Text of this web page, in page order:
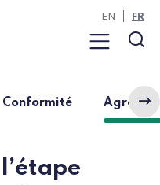
Menu
EN FR
Conformité